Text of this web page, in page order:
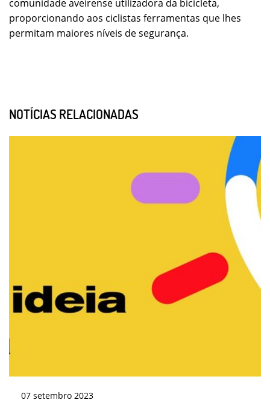
comunidade aveirense utilizadora da bicicleta,
proporcionando aos ciclistas ferramentas que lhes
permitam maiores níveis de segurança.
NOTÍCIAS RELACIONADAS
07 setembro 2023